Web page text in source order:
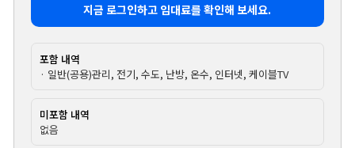
지금 로그인하고 임대료를 확인해 보세요.
포함 내역
· 일반(공용)관리, 전기, 수도, 난방, 온수, 인터넷, 케이블TV
미포함 내역
없음